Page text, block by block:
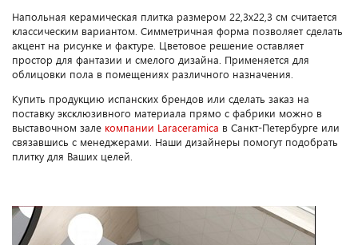
Напольная керамическая плитка размером 22,3х22,3 см считается
классическим вариантом. Симметричная форма позволяет сделать
акцент на рисунке и фактуре. Цветовое решение оставляет
простор для фантазии и смелого дизайна. Применяется для
облицовки пола в помещениях различного назначения.
Купить продукцию испанских брендов или сделать заказ на
поставку эксклюзивного материала прямо с фабрики можно в
выставочном зале компании Laraceramica в Санкт-Петербурге или
связавшись с менеджерами. Наши дизайнеры помогут подобрать
плитку для Ваших целей.